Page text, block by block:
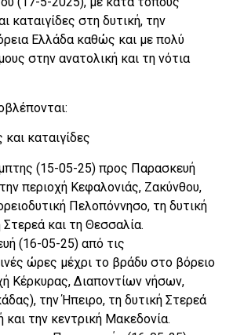
καταιγίδες στη δυτική, την
Ελλάδα καθώς και με πολύ
στην ανατολική και τη νότια
καταιγίδες
(15-05-25) προς Παρασκευή
περιοχή Κεφαλονιάς, Ζακύνθου,
Πελοπόννησο, τη δυτική
Στερεά και τη Θεσσαλία.
(16-05-25) από τις
ώρες μέχρι το βράδυ στο βόρειο
Κέρκυρας, Διαποντίων νήσων,
την Ήπειρο, τη δυτική Στερεά
και την κεντρική Μακεδονία.